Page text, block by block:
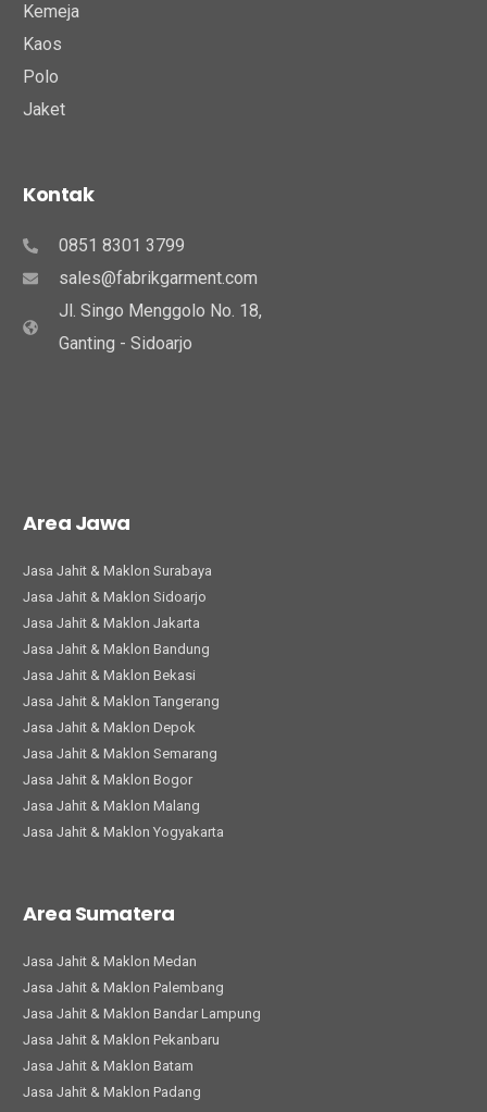
Kemeja
Kaos
Polo
Jaket
Kontak
0851 8301 3799
sales@fabrikgarment.com
Jl. Singo Menggolo No. 18,
Ganting - Sidoarjo
Area Jawa
Jasa Jahit & Maklon Surabaya
Jasa Jahit & Maklon Sidoarjo
Jasa Jahit & Maklon Jakarta
Jasa Jahit & Maklon Bandung
Jasa Jahit & Maklon Bekasi
Jasa Jahit & Maklon Tangerang
Jasa Jahit & Maklon Depok
Jasa Jahit & Maklon Semarang
Jasa Jahit & Maklon Bogor
Jasa Jahit & Maklon Malang
Jasa Jahit & Maklon Yogyakarta
Area Sumatera
Jasa Jahit & Maklon Medan
Jasa Jahit & Maklon Palembang
Jasa Jahit & Maklon Bandar Lampung
Jasa Jahit & Maklon Pekanbaru
Jasa Jahit & Maklon Batam
Jasa Jahit & Maklon Padang